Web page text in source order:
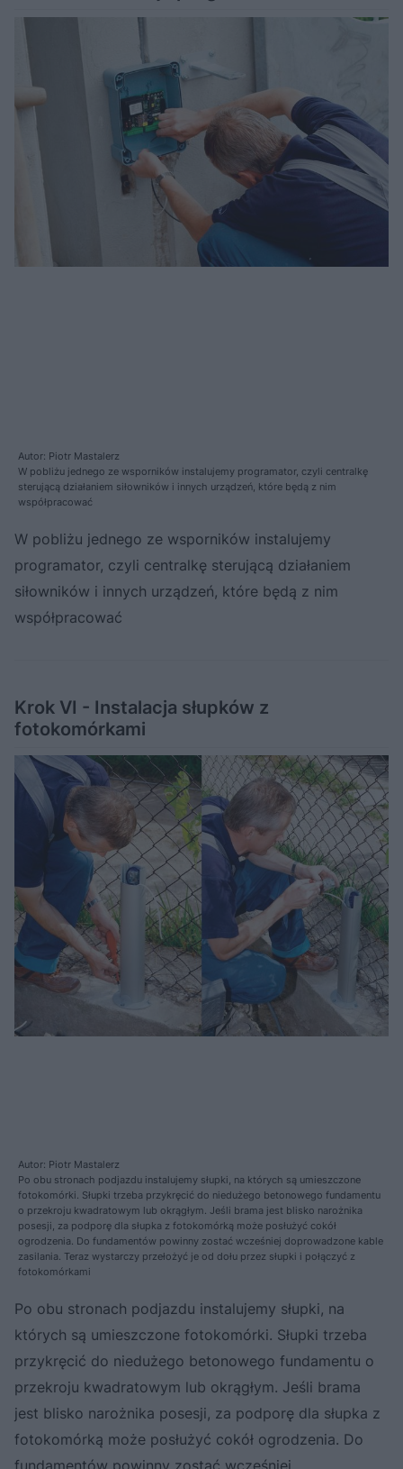
Autor: Piotr Mastalerz
W pobliżu jednego ze wsporników instalujemy programator, czyli centralkę
sterującą działaniem siłowników i innych urządzeń, które będą z nim
współpracować
W pobliżu jednego ze wsporników instalujemy
programator, czyli centralkę sterującą działaniem
siłowników i innych urządzeń, które będą z nim
współpracować
Krok VI - Instalacja słupków z
fotokomórkami
Autor: Piotr Mastalerz
Po obu stronach podjazdu instalujemy słupki, na których są umieszczone
fotokomórki. Słupki trzeba przykręcić do niedużego betonowego fundamentu
o przekroju kwadratowym lub okrągłym. Jeśli brama jest blisko narożnika
posesji, za podporę dla słupka z fotokomórką może posłużyć cokół
ogrodzenia. Do fundamentów powinny zostać wcześniej doprowadzone kable
zasilania. Teraz wystarczy przełożyć je od dołu przez słupki i połączyć z
fotokomórkami
Po obu stronach podjazdu instalujemy słupki, na
których są umieszczone fotokomórki. Słupki trzeba
przykręcić do niedużego betonowego fundamentu o
przekroju kwadratowym lub okrągłym. Jeśli brama
jest blisko narożnika posesji, za podporę dla słupka z
fotokomórką może posłużyć cokół ogrodzenia. Do